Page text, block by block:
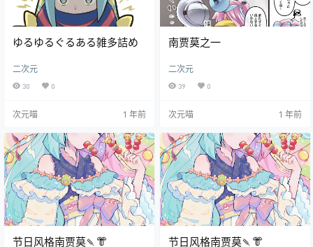
ゆるゆるぐるある雑多詰め
二次元
30 0
次元喵 1 年前
南贾莫之一
二次元
39 0
次元喵 1 年前
节日风格南贾莫🍡👘 节日风格南贾莫🍡👘